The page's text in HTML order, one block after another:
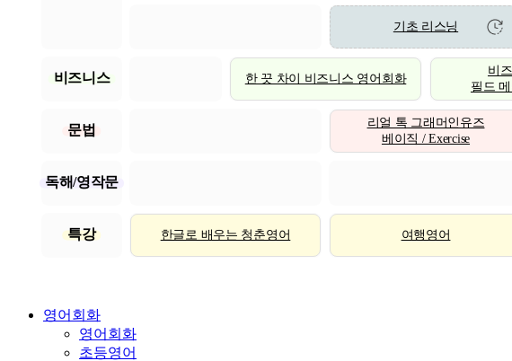
기초 리스닝
비즈니스 한 끗 차이 비즈니스 영어회화
비
필드
문법
리얼 톡 그래머인유즈
베이직 / Exercise
독해/영작문
특강 한글로 배우는 청춘영어 여행영어
영어회화
영어회화
초등영어